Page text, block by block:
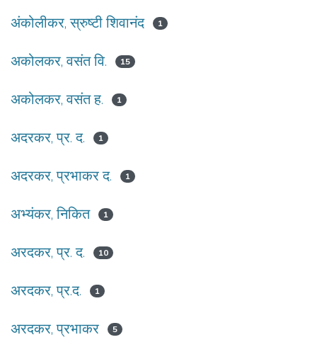
अंकोलीकर, स्रुष्टी शिवानंद 1
अकोलकर, वसंत वि. 15
अकोलकर, वसंत ह. 1
अदरकर, प्र. द. 1
अदरकर, प्रभाकर द. 1
अभ्यंकर, निकित 1
अरदकर, प्र. द. 10
अरदकर, प्र.द. 1
अरदकर, प्रभाकर 5